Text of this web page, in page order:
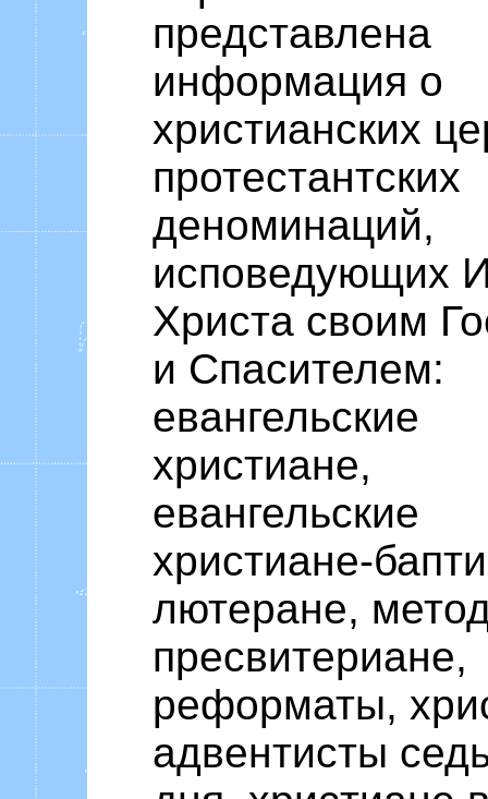
представлена
информация о
христианских
протестантских
деноминаций,
исповедующих
Христа своим
и Спасителем:
евангельские
христиане,
евангельские
христиане-
лютеране,
пресвитериане,
реформаты,
адвентисты